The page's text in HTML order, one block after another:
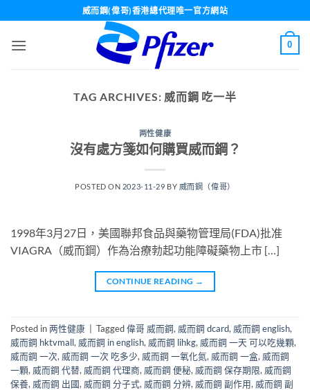
to
content
威而鋼(偉哥)香港總代理唯一官方網站
0
TAG ARCHIVES: 威而鋼 吃一半
两性健康
沒有處方箋如何購買威而鋼？
POSTED ON 2023-11-29 BY 威而鋼（偉哥）
1998年3月27日，美國聯邦食品與藥物管理局(FDA)批准
VIAGRA（威而鋼）作為治療勃起功能障礙藥物上市 […]
CONTINUE READING →
Posted in两性健康 Tagged偉哥 威而鋼, 威而鋼 dcard, 威而鋼 english,
威而鋼 hktvmall, 威而鋼 in english, 威而鋼 lihkg, 威而鋼 一天 可以吃幾顆,
威而鋼 一次, 威而鋼 一次 吃多少, 威而鋼 一氧化氮, 威而鋼 一盒, 威而鋼
一顆, 威而鋼 代替, 威而鋼 代理商, 威而鋼 便秘, 威而鋼 保存期限, 威而鋼
保養, 威而鋼 出國, 威而鋼 分子式, 威而鋼 分辨, 威而鋼 副作用, 威而鋼 副